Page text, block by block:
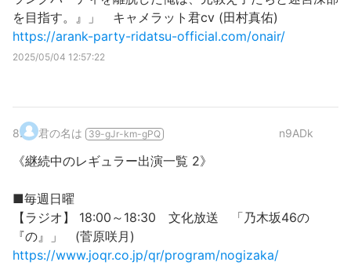
を目指す。』」 キャメラット君cv (田村真佑)
https://arank-party-ridatsu-official.com/onair/
2025/05/04 12:57:22
8. 君の名は 39-gJr-km-gPQ n9ADk
《継続中のレギュラー出演一覧 2》
■毎週日曜
【ラジオ】 18:00～18:30 文化放送 「乃木坂46の
『の』」 (菅原咲月)
https://www.joqr.co.jp/qr/program/nogizaka/